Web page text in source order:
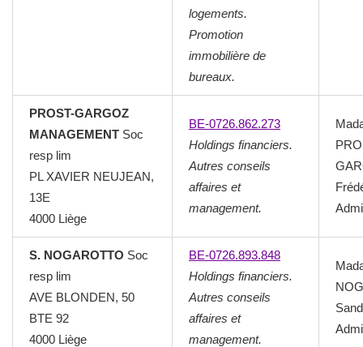
logements.
Promotion
immobilière de
bureaux.
PROST-GARGOZ
MANAGEMENT Soc
resp lim
PL XAVIER NEUJEAN,
13E
4000 Liège
BE-0726.862.273
Holdings financiers.
Autres conseils
affaires et
management.
S. NOGAROTTO Soc
resp lim
AVE BLONDEN, 50
BTE 92
4000 Liège
BE-0726.893.848
Holdings financiers.
Autres conseils
affaires et
management.